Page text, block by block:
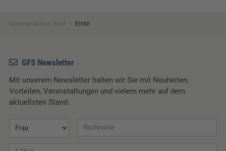
Sommeraktion Rind Ernte
GFS Newsletter
Mit unserem Newsletter halten wir Sie mit Neuheiten,
Vorteilen, Veranstaltungen und vielem mehr auf dem
aktuellsten Stand.